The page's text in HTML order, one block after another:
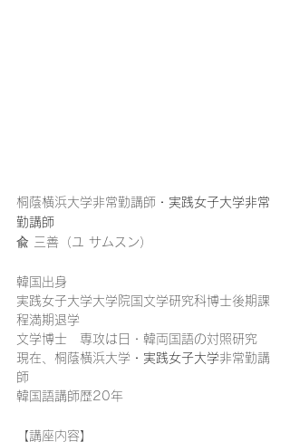
桐蔭横浜大学非常勤講師 ・実践女子大学非常
勤講師
兪 三善（ユ サムスン）
韓国出身
実践女子大学大学院国文学研究科博士後期課
程満期退学
文学博士　専攻は日・韓両国語の対照研究
現在、桐蔭横浜大学 ・実践女子大学非常勤講
師
韓国語講師歴20年
【講座内容】